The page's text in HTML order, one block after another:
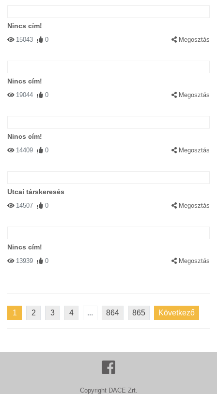
Nincs cím!
15043 0 Megosztás
Nincs cím!
19044 0 Megosztás
Nincs cím!
14409 0 Megosztás
Utcai társkeresés
14507 0 Megosztás
Nincs cím!
13939 0 Megosztás
1 2 3 4 ... 864 865 Következő
Copyright DACE Zrt.